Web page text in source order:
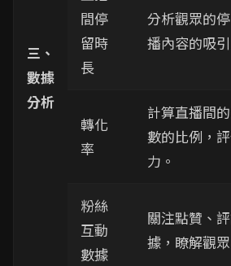
三、
數據
分析
間停
留時
長
分析觀眾的
播內容的吸引
轉化
率
計算直播間
數的比例，
力。
粉絲
互動
數據
關注點贊、
據，瞭解觀